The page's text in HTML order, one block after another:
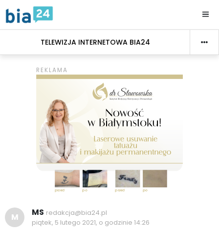
TELEWIZJA INTERNETOWA BIA24
M MS redakcja@bia24.pl
piątek, 5 lutego 2021, o godzinie 14:26